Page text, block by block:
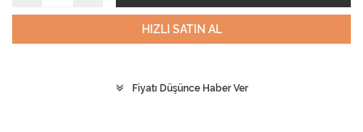
HIZLI SATIN AL
Fiyatı Düşünce Haber Ver